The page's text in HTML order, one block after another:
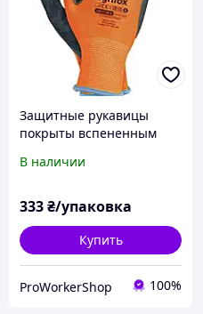
Защитные рукавицы
покрыты вспененным
10 (12 пар)
В наличии
333₴/упаковка
Купить
ProWorkerShop 100%